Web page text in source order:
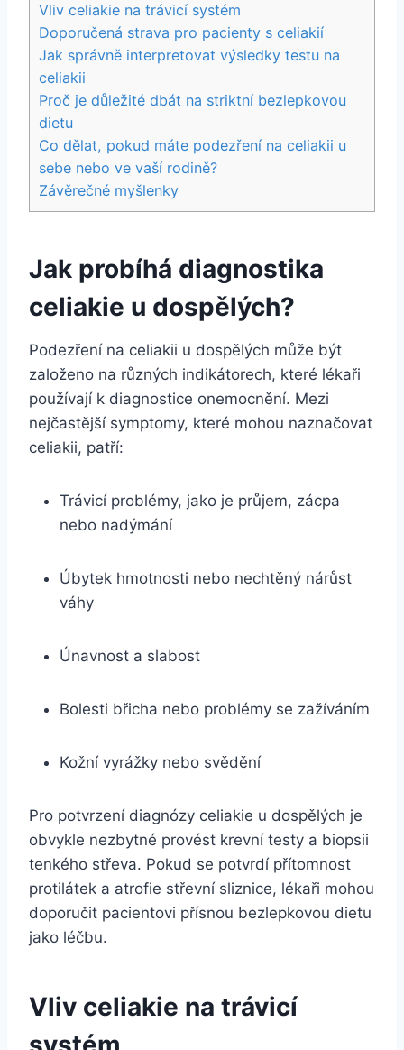
Vliv celiakie na trávicí systém
Doporučená strava pro pacienty s celiakií
Jak správně interpretovat výsledky testu na
celiakii
Proč je důležité dbát na striktní bezlepkovou
dietu
Co dělat, pokud máte podezření na celiakii u
sebe nebo ve vaší rodině?
Závěrečné myšlenky
Jak probíhá diagnostika
celiakie u dospělých?
Podezření na celiakii u dospělých může být
založeno na různých indikátorech, které lékaři
používají k diagnostice onemocnění. Mezi
nejčastější symptomy, které mohou naznačovat
celiakii, patří:
Trávicí problémy, jako je průjem, zácpa
nebo nadýmání
Úbytek hmotnosti nebo nechtěný nárůst
váhy
Únavnost a slabost
Bolesti břicha nebo problémy se zažíváním
Kožní vyrážky nebo svědění
Pro potvrzení diagnózy celiakie u dospělých je
obvykle nezbytné provést krevní testy a biopsii
tenkého střeva. Pokud se potvrdí přítomnost
protilátek a atrofie střevní sliznice, lékaři mohou
doporučit pacientovi přísnou bezlepkovou dietu
jako léčbu.
Vliv celiakie na trávicí